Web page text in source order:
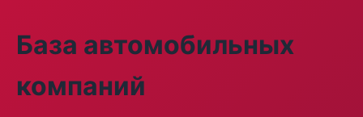
База автомобильных
компаний